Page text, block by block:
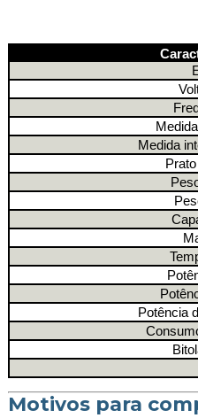
Medida
Potência
Motivos para